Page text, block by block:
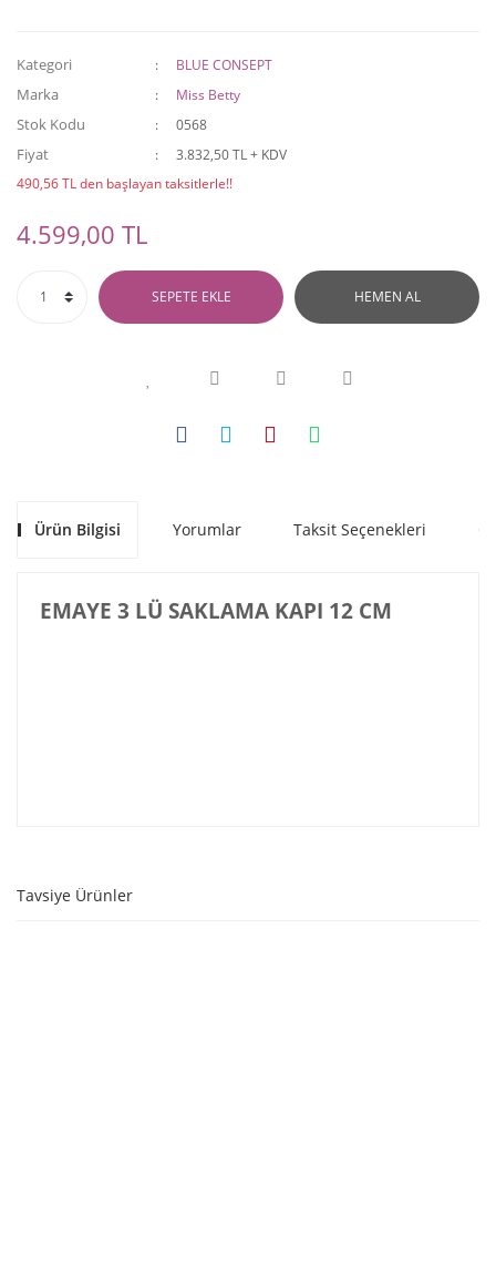
Kategori BLUE CONSEPT
Marka Miss Betty
Stok Kodu 0568
Fiyat
3.832,50 TL + KDV
490,56 TL den başlayan taksitlerle!!
4.599,00 TL
SEPETE EKLE HEMEN AL
Ürün Bilgisi Yorumlar Taksit Seçenekleri
EMAYE 3 LÜ SAKLAMA KAPI 12 CM
Tavsiye Ürünler